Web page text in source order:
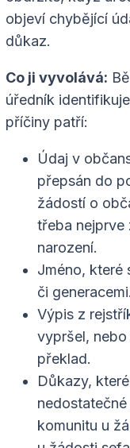
objeví chybějící
důkaz.
Co ji vyvolává:
úředník
příčiny patří:
Údaj v
přepsán do
žádostí o
třeba nejprve
narození.
Jméno, které
či generacemi.
Výpis z
vypršel,
překlad.
Důkazy,
komunitu u